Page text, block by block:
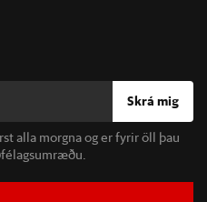
Skrá mig
alla morgna og er fyrir öll þau